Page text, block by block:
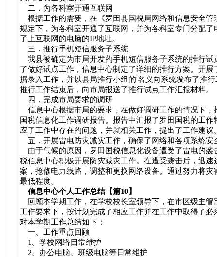
二．为各科室开通互联网
根据工作的需要，在《罗田县国税局网络和信息安全管
规定下，为各科室开通了互联网，并为各科室专门分配了
了上互联网的电脑的IP地址。
三．推行手机短信服务子系统
我县被确定为市局开发的手机短信服务子系统的推行试
了做好试点工作，信息中心制定了详细的推行方案。开展
据录入工作，并以县局推行小组的'名义向系统发布了推
推行工作结束后，向市局报送了推行试点工作汇报材料。
四．完成市局要求的调研
信息中心根据市局的要求，在做好调研工作的情况下，
国税信息化工作调研报告。报告中汇报了罗田国税的工作
应了工作中存在的问题，并就相关工作，提出了工作建议
五．开展雷电防灾减灾工作，确保了网络和各项系统安
由于气候的原因，罗田国税信息化设备遭受了雷电的袭
税信息中心积极开展防灾减灾工作。在遭受袭击后，迅速
案，抢修电力线路，调整和更换网络设备。通过努力将灾
最低程度。
信息中心个人工作总结【篇10】
回顾本学期工作，在学校校长室领导下，在市区级主管
工作要求下，按计划完成了相应工作并在工作中取得了必
对本学期工作总结如下：
一、工作重点回顾
1、学校网络日常维护
2、办公电脑、班级电脑等日常维护